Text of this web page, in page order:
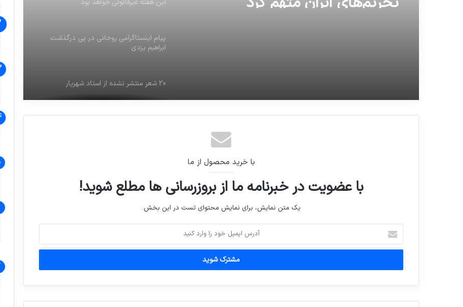
این هفته غیرقانونی خواهد بود
پیام اینستاگرامی روحانی در پی درگذشت
ابراهیم یزدی
20 شعر منتشر نشده از استاد شهریار
ایران متهم کرد
در استان تهران هرگونه افزایش قیمت نان در
ابراهیم یزدی
با خرید محصول از ما
با عضویت در خبرنامه ما از بروزرسانی ها مطلع شوید!
یک متن نمایش، برای نمایش محتوای تست در این بخش.
آدرس
ایمیل
خود
وارد